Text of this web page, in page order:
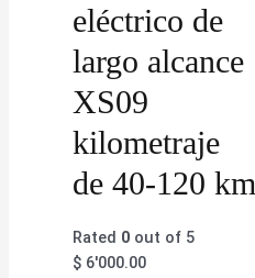
eléctrico de
largo alcance
XS09
kilometraje
de 40-120 km
Rated 0 out of 5
$ 6'000.00